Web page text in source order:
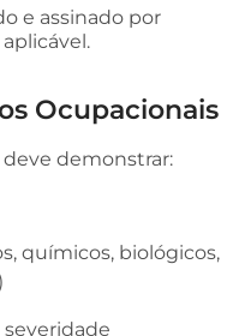
e assinado por
Ocupacionais
demonstrar:
químicos, biológicos,